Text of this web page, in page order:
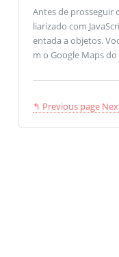
Antes de prosseguir
liarizado com
entada a objetos.
m o Google Maps
↰ Previous page